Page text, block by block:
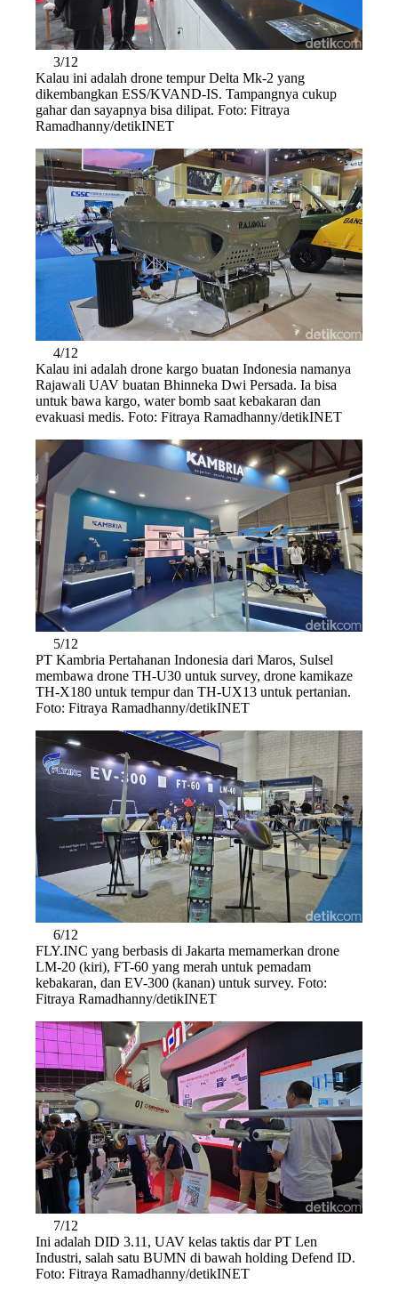
3/12
Kalau ini adalah drone tempur Delta Mk-2 yang
dikembangkan ESS/KVAND-IS. Tampangnya cukup
gahar dan sayapnya bisa dilipat. Foto: Fitraya
Ramadhanny/detikINET
4/12
Kalau ini adalah drone kargo buatan Indonesia namanya
Rajawali UAV buatan Bhinneka Dwi Persada. Ia bisa
untuk bawa kargo, water bomb saat kebakaran dan
evakuasi medis. Foto: Fitraya Ramadhanny/detikINET
5/12
PT Kambria Pertahanan Indonesia dari Maros, Sulsel
membawa drone TH-U30 untuk survey, drone kamikaze
TH-X180 untuk tempur dan TH-UX13 untuk pertanian.
Foto: Fitraya Ramadhanny/detikINET
6/12
FLY.INC yang berbasis di Jakarta memamerkan drone
LM-20 (kiri), FT-60 yang merah untuk pemadam
kebakaran, dan EV-300 (kanan) untuk survey. Foto:
Fitraya Ramadhanny/detikINET
7/12
Ini adalah DID 3.11, UAV kelas taktis dar PT Len
Industri, salah satu BUMN di bawah holding Defend ID.
Foto: Fitraya Ramadhanny/detikINET